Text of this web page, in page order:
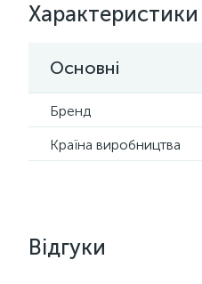
Характеристики
Основні
Бренд
Країна виробництва
Відгуки